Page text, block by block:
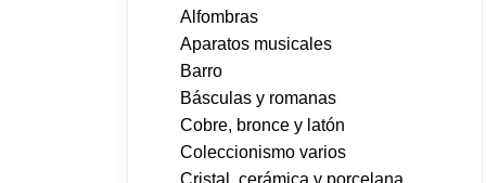
Alfombras
Aparatos musicales
Barro
Básculas y romanas
Cobre, bronce y latón
Coleccionismo varios
Cristal, cerámica y porcelana